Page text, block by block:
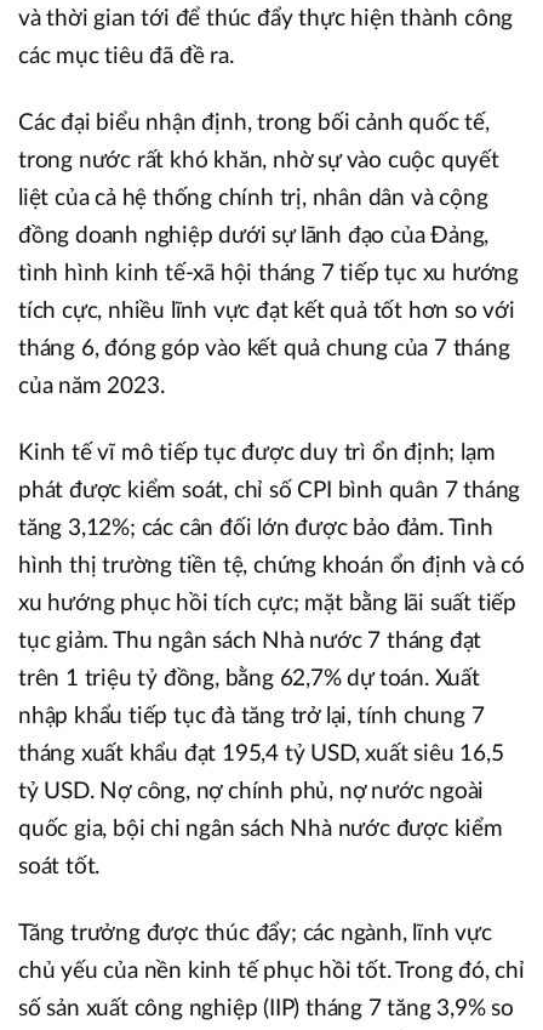
và thời gian tới để thúc đẩy thực hiện thành công
các mục tiêu đã đề ra.
Các đại biểu nhận định, trong bối cảnh quốc tế,
trong nước rất khó khăn, nhờ sự vào cuộc quyết
liệt của cả hệ thống chính trị, nhân dân và cộng
đồng doanh nghiệp dưới sự lãnh đạo của Đảng,
tình hình kinh tế-xã hội tháng 7 tiếp tục xu hướng
tích cực, nhiều lĩnh vực đạt kết quả tốt hơn so với
tháng 6, đóng góp vào kết quả chung của 7 tháng
của năm 2023.
Kinh tế vĩ mô tiếp tục được duy trì ổn định; lạm
phát được kiểm soát, chỉ số CPI bình quân 7 tháng
tăng 3,12%; các cân đối lớn được bảo đảm. Tình
hình thị trường tiền tệ, chứng khoán ổn định và có
xu hướng phục hồi tích cực; mặt bằng lãi suất tiếp
tục giảm. Thu ngân sách Nhà nước 7 tháng đạt
trên 1 triệu tỷ đồng, bằng 62,7% dự toán. Xuất
nhập khẩu tiếp tục đà tăng trở lại, tính chung 7
tháng xuất khẩu đạt 195,4 tỷ USD, xuất siêu 16,5
tỷ USD. Nợ công, nợ chính phủ, nợ nước ngoài
quốc gia, bội chi ngân sách Nhà nước được kiểm
soát tốt.
Tăng trưởng được thúc đẩy; các ngành, lĩnh vực
chủ yếu của nền kinh tế phục hồi tốt. Trong đó, chỉ
số sản xuất công nghiệp (IIP) tháng 7 tăng 3,9% so